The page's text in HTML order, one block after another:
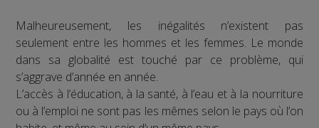
Malheureusement, les inégalités n’existent pas
seulement entre les hommes et les femmes. Le monde
dans sa globalité est touché par ce problème, qui
s’aggrave d’année en année.
L’accès à l’éducation, à la santé, à l’eau et à la nourriture
ou à l’emploi ne sont pas les mêmes selon le pays où l’on